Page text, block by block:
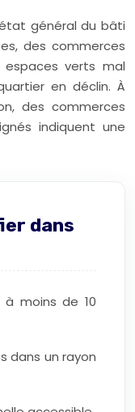
général du bâti
des commerces
espaces verts mal
en déclin. À
des commerces
indiquent une
dans
à moins de 10
dans un rayon